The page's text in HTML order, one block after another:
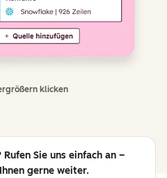
klicken
Rufen Sie uns einfach an –
gerne weiter.